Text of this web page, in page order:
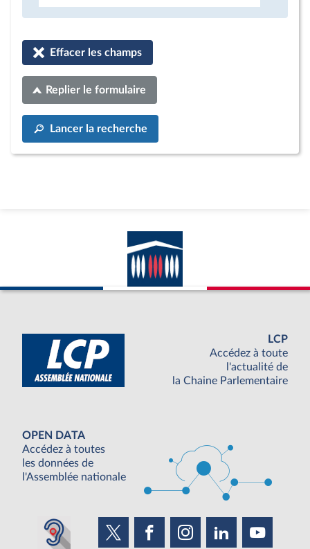
Effacer les champs
Replier le formulaire
Lancer la recherche
LCP
Accédez à toute
l'actualité de
la Chaine Parlementaire
OPEN DATA
Accédez à toutes
les données de
l'Assemblée nationale